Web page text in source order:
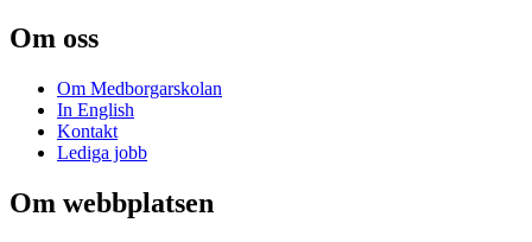
Om oss
Om Medborgarskolan
In English
Kontakt
Lediga jobb
Om webbplatsen